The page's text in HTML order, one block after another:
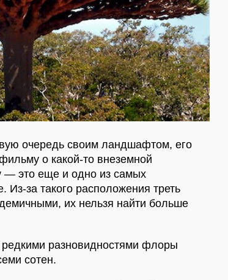
очередь своим ландшафтом, его
о какой-то внеземной
— это еще и одно из самых
Из-за такого расположения треть
их нельзя найти больше
разновидностями флоры
сотен.